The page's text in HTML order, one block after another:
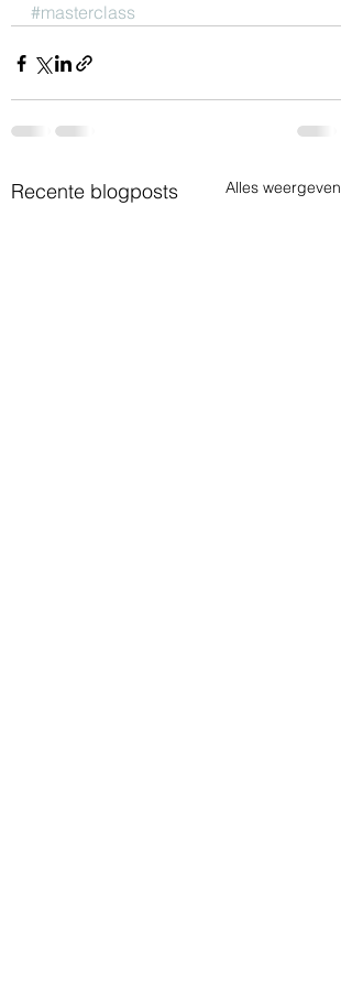
#masterclass
Recente blogposts Alles weergeven